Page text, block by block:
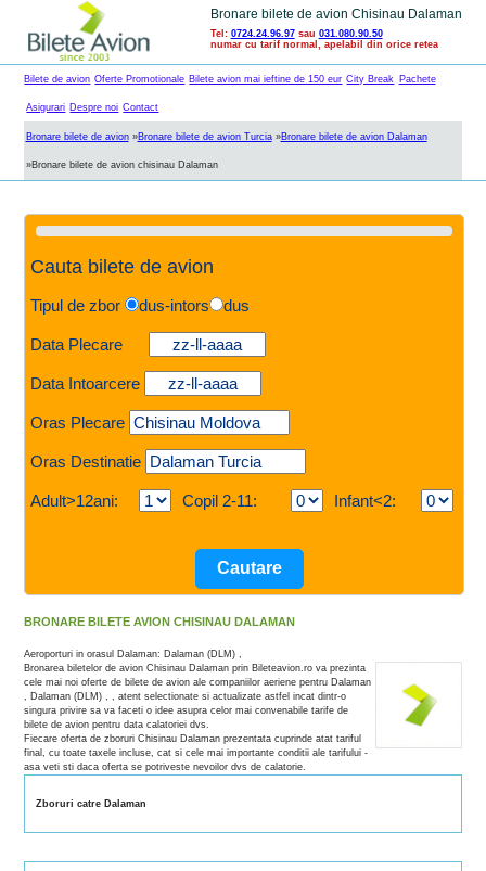
Bronare bilete de avion Chisinau Dalaman
Tel: 0724.24.96.97sau 031.080.90.50
numar cu tarif normal, apelabil din orice retea
Bilete de avion Oferte Promotionale Bilete avion mai ieftine de 150 eur City Break Pachete
Asigurari Despre noi Contact
Bronare bilete de avion»Bronare bilete de avion Turcia»Bronare bilete de avion Dalaman
»Bronare bilete de avion chisinau Dalaman
Cauta bilete de avion
Tipul de zbor dus-intors dus
Data Plecare
Data Intoarcere
Oras Plecare
Oras Destinatie
Adult>12ani: Copil 2-11: Infant<2:
BRONARE BILETE AVION CHISINAU DALAMAN
Aeroporturi in orasul Dalaman: Dalaman (DLM) ,
Bronarea biletelor de avion Chisinau Dalaman prin Bileteavion.ro va prezinta
cele mai noi oferte de bilete de avion ale companiilor aeriene pentru Dalaman
, Dalaman (DLM) , , atent selectionate si actualizate astfel incat dintr-o
singura privire sa va faceti o idee asupra celor mai convenabile tarife de
bilete de avion pentru data calatoriei dvs.
Fiecare oferta de zboruri Chisinau Dalaman prezentata cuprinde atat tariful
final, cu toate taxele incluse, cat si cele mai importante conditii ale tarifului -
asa veti sti daca oferta se potriveste nevoilor dvs de calatorie.
Zboruri catre Dalaman